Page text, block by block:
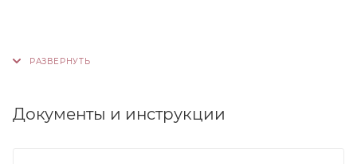
Документы и инструкции